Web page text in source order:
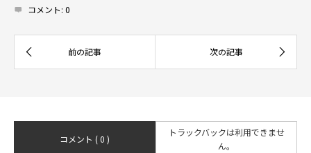
コメント: 0
コメント ( 0 )
トラックバックは利用できませ
ん。